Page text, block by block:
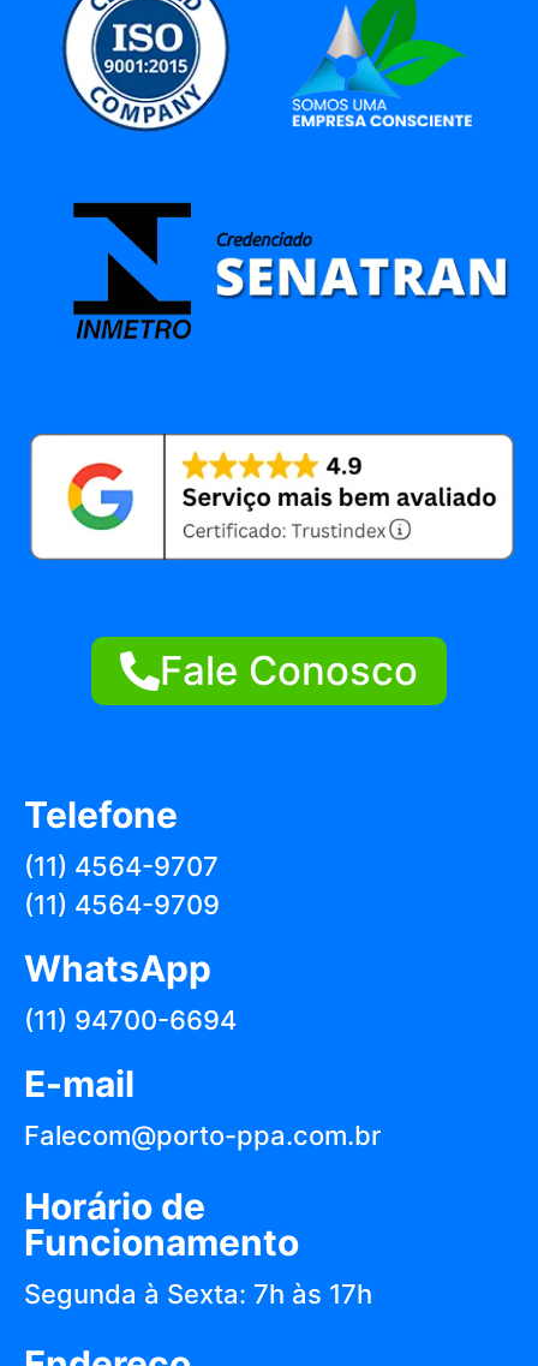
Fale Conosco
Telefone
(11) 4564-9707
(11) 4564-9709
WhatsApp
(11) 94700-6694
E-mail
Falecom@porto-ppa.com.br
Horário de
Funcionamento
Segunda à Sexta: 7h às 17h